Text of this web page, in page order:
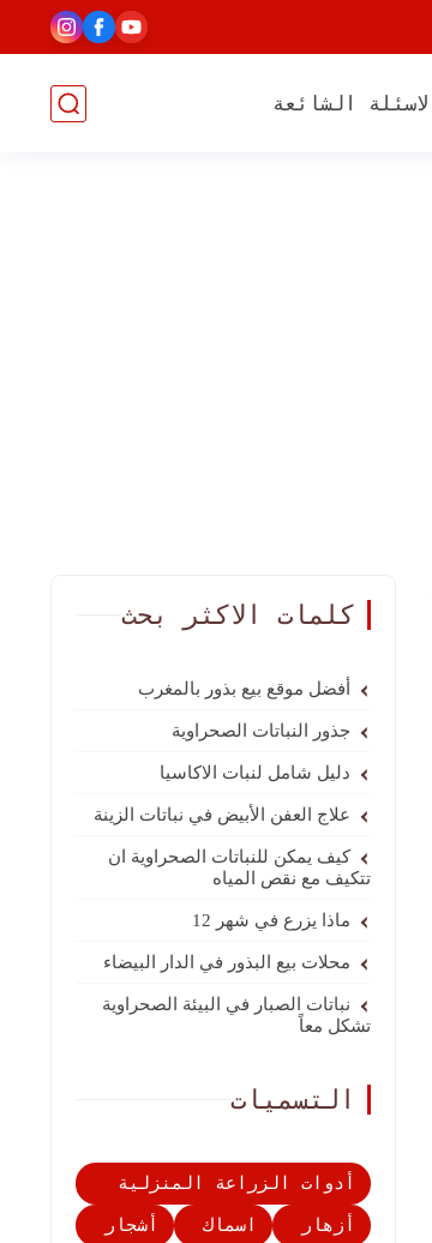
الاسئلة الشائعة
كلمات الاكثر بحث
أفضل موقع بيع بذور بالمغرب
جذور النباتات الصحراوية
دليل شامل لنبات الاكاسيا
علاج العفن الأبيض في نباتات الزينة
كيف يمكن للنباتات الصحراوية ان
تتكيف مع نقص المياه
ماذا يزرع في شهر 12
محلات بيع البذور في الدار البيضاء
نباتات الصبار في البيئة الصحراوية
تشكل معاً
التسميات
أدوات الزراعة المنزلية
أزهار
اسماك
أشجار